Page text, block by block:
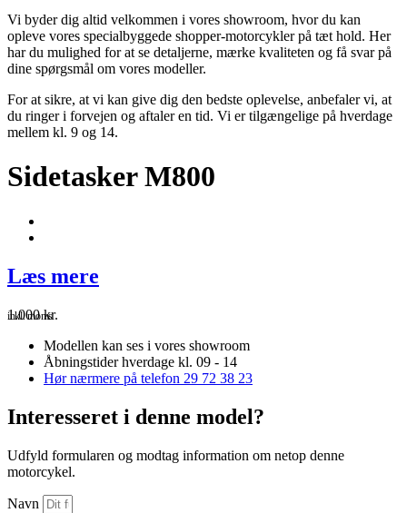
Vi byder dig altid velkommen i vores showroom, hvor du kan
opleve vores specialbyggede shopper-motorcykler på tæt hold. Her
har du mulighed for at se detaljerne, mærke kvaliteten og få svar på
dine spørgsmål om vores modeller.
For at sikre, at vi kan give dig den bedste oplevelse, anbefaler vi, at
du ringer i forvejen og aftaler en tid. Vi er tilgængelige på hverdage
mellem kl. 9 og 14.
Sidetasker M800
Læs mere
1.000kr.
inkl. moms
Modellen kan ses i vores showroom
Åbningstider hverdage kl. 09 - 14
Hør nærmere på telefon 29 72 38 23
Interesseret i denne model?
Udfyld formularen og modtag information om netop denne
motorcykel.
Navn